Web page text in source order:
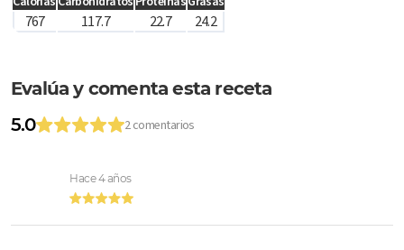
767 117.7 22.7 24.2
Evalúa y comenta esta receta
5.0
2 comentarios
Hace 4 años